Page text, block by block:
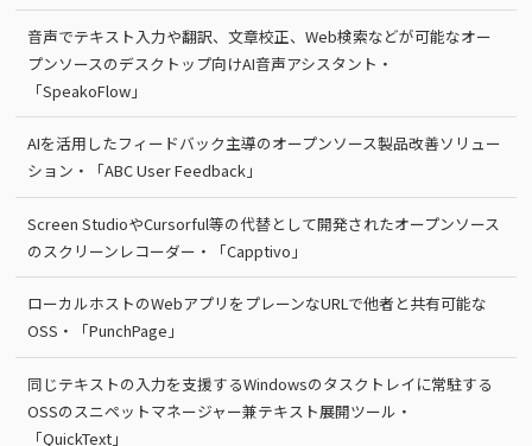
音声でテキスト入力や翻訳、文章校正、Web検索などが可能なオー
プンソースのデスクトップ向けAI音声アシスタント・
「SpeakoFlow」
AIを活用したフィードバック主導のオープンソース製品改善ソリュー
ション・「ABC User Feedback」
Screen StudioやCursorful等の代替として開発されたオープンソース
のスクリーンレコーダー・「Capptivo」
ローカルホストのWebアプリをプレーンなURLで他者と共有可能な
OSS・「PunchPage」
同じテキストの入力を支援するWindowsのタスクトレイに常駐する
OSSのスニペットマネージャー兼テキスト展開ツール・
「QuickText」